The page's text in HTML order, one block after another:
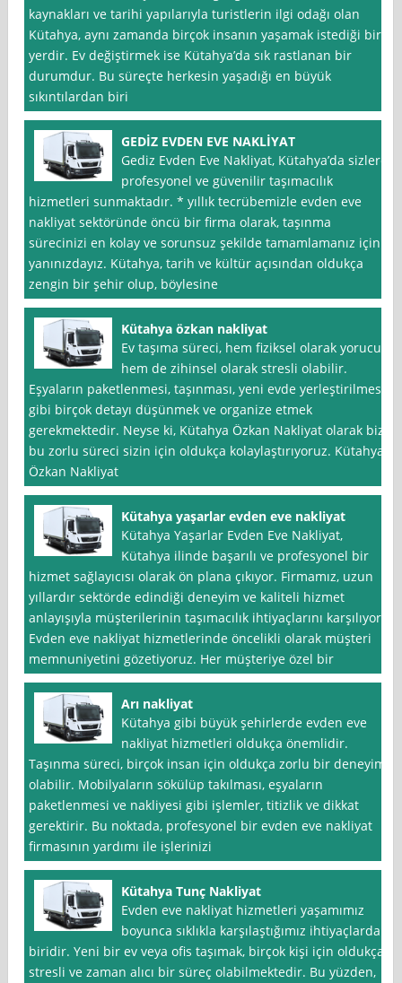
kaynakları ve tarihi yapılarıyla turistlerin ilgi odağı olan
Kütahya, aynı zamanda birçok insanın yaşamak istediği bir
yerdir. Ev değiştirmek ise Kütahya’da sık rastlanan bir
durumdur. Bu süreçte herkesin yaşadığı en büyük
sıkıntılardan biri
GEDİZ EVDEN EVE NAKLİYAT
Gediz Evden Eve Nakliyat, Kütahya’da sizlere
profesyonel ve güvenilir taşımacılık
hizmetleri sunmaktadır. * yıllık tecrübemizle evden eve
nakliyat sektöründe öncü bir firma olarak, taşınma
sürecinizi en kolay ve sorunsuz şekilde tamamlamanız için
yanınızdayız. Kütahya, tarih ve kültür açısından oldukça
zengin bir şehir olup, böylesine
Kütahya özkan nakliyat
Ev taşıma süreci, hem fiziksel olarak yorucu
hem de zihinsel olarak stresli olabilir.
Eşyaların paketlenmesi, taşınması, yeni evde yerleştirilmesi
gibi birçok detayı düşünmek ve organize etmek
gerekmektedir. Neyse ki, Kütahya Özkan Nakliyat olarak biz
bu zorlu süreci sizin için oldukça kolaylaştırıyoruz. Kütahya
Özkan Nakliyat
Kütahya yaşarlar evden eve nakliyat
Kütahya Yaşarlar Evden Eve Nakliyat,
Kütahya ilinde başarılı ve profesyonel bir
hizmet sağlayıcısı olarak ön plana çıkıyor. Firmamız, uzun
yıllardır sektörde edindiği deneyim ve kaliteli hizmet
anlayışıyla müşterilerinin taşımacılık ihtiyaçlarını karşılıyor.
Evden eve nakliyat hizmetlerinde öncelikli olarak müşteri
memnuniyetini gözetiyoruz. Her müşteriye özel bir
Arı nakliyat
Kütahya gibi büyük şehirlerde evden eve
nakliyat hizmetleri oldukça önemlidir.
Taşınma süreci, birçok insan için oldukça zorlu bir deneyim
olabilir. Mobilyaların sökülüp takılması, eşyaların
paketlenmesi ve nakliyesi gibi işlemler, titizlik ve dikkat
gerektirir. Bu noktada, profesyonel bir evden eve nakliyat
firmasının yardımı ile işlerinizi
Kütahya Tunç Nakliyat
Evden eve nakliyat hizmetleri yaşamımız
boyunca sıklıkla karşılaştığımız ihtiyaçlardan
biridir. Yeni bir ev veya ofis taşımak, birçok kişi için oldukça
stresli ve zaman alıcı bir süreç olabilmektedir. Bu yüzden,